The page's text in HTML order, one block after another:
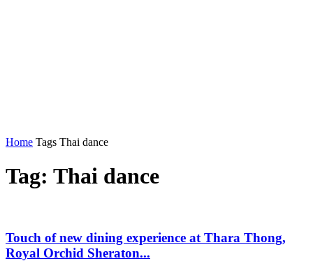
Home Tags Thai dance
Tag: Thai dance
Touch of new dining experience at Thara Thong,
Royal Orchid Sheraton...